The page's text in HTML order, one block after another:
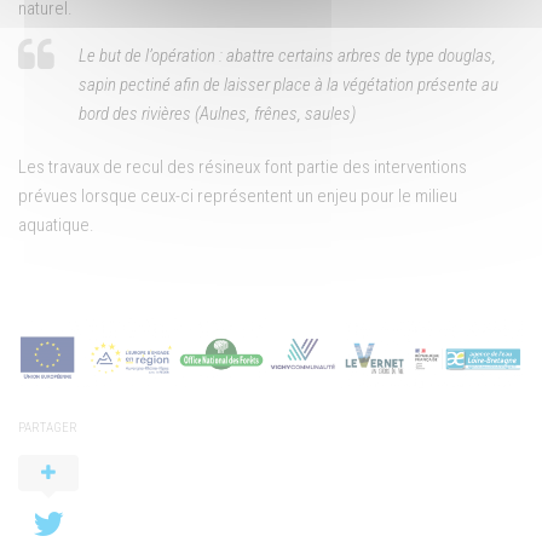
naturel.
Le but de l’opération : abattre certains arbres de type douglas,
sapin pectiné afin de laisser place à la végétation présente au
bord des rivières (Aulnes, frênes, saules)
Les travaux de recul des résineux font partie des interventions
prévues lorsque ceux-ci représentent un enjeu pour le milieu
aquatique.
PARTAGER